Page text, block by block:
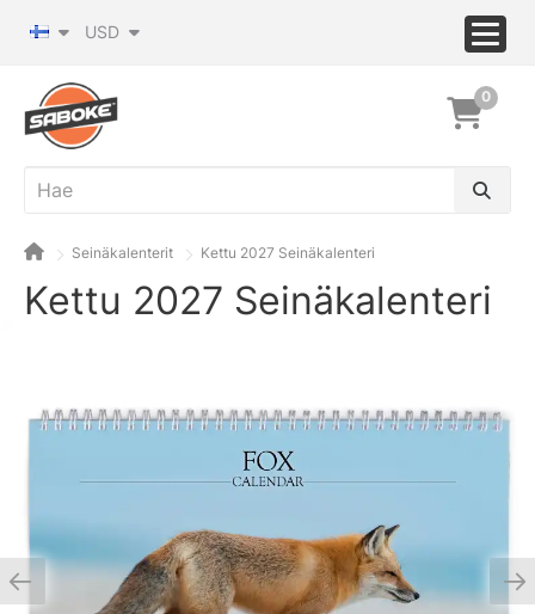
USD
0
Seinäkalenterit Kettu 2027 Seinäkalenteri
Kettu 2027 Seinäkalenteri